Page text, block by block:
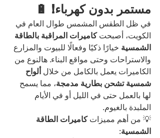
مستمر بدون كهرباء! 🔋
في ظل الطقس المشمس طوال العام في
الكويت، أصبحت كاميرات المراقبة بالطاقة
الشمسية خيارًا ذكيًا وفعالًا للبيوت والمزارع
والاستراحات وحتى مواقع البناء. هالنوع من
الكاميرات يعمل بالكامل من خلال ألواح
شمسية تشحن بطارية مدمجة، مما يسمح
لها بالعمل حتى في الليل أو في الأيام
الملبدة بالغيوم.
💡 من أهم مميزات كاميرات الطاقة
الشمسية: